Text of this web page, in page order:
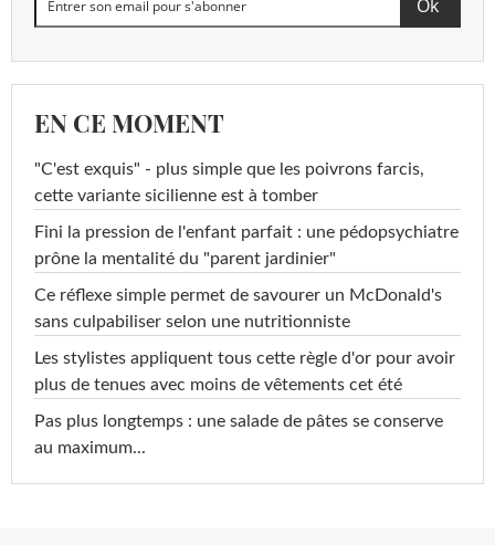
EN CE MOMENT
"C'est exquis" - plus simple que les poivrons farcis,
cette variante sicilienne est à tomber
Fini la pression de l'enfant parfait : une pédopsychiatre
prône la mentalité du "parent jardinier"
Ce réflexe simple permet de savourer un McDonald's
sans culpabiliser selon une nutritionniste
Les stylistes appliquent tous cette règle d'or pour avoir
plus de tenues avec moins de vêtements cet été
Pas plus longtemps : une salade de pâtes se conserve
au maximum...